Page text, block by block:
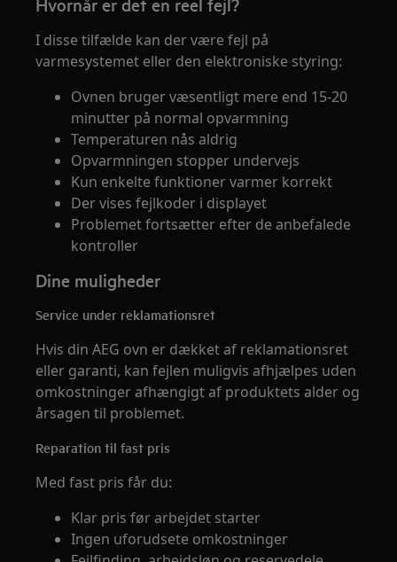
I disse tilfælde kan der være fejl på
varmesystemet eller den elektroniske styring:
Ovnen bruger væsentligt mere end 15-20
minutter på normal opvarmning
Temperaturen nås aldrig
Opvarmningen stopper undervejs
Kun enkelte funktioner varmer korrekt
Der vises fejlkoder i displayet
Problemet fortsætter efter de anbefalede
kontroller
Dine muligheder
Service under reklamationsret
Hvis din AEG ovn er dækket af reklamationsret
eller garanti, kan fejlen muligvis afhjælpes uden
omkostninger afhængigt af produktets alder og
årsagen til problemet.
Reparation til fast pris
Med fast pris får du:
Klar pris før arbejdet starter
Ingen uforudsete omkostninger